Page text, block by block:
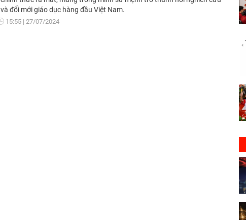
và đổi mới giáo dục hàng đầu Việt Nam.
15:55 27/07/2024